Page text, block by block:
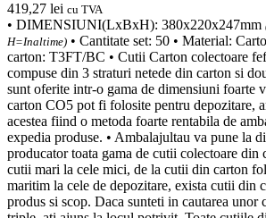
419,27 lei cu TVA
• DIMENSIUNI(LxBxH): 380x220x247mm
H=Inaltime) • Cantitate set: 50 • Material:
carton: T3FT/BC • Cutii Carton colectoare
compuse din 3 straturi netede din carton si
sunt oferite intr-o gama de dimensiuni foarte
carton CO5 pot fi folosite pentru depozitare,
acestea fiind o metoda foarte rentabila de
expedia produse. • Ambalajultau va pune la
producator toata gama de cutii colectoare din
cutii mari la cele mici, de la cutii din carton
maritim la cele de depozitare, exista cutii din
produs si scop. Daca sunteti in cautarea unor